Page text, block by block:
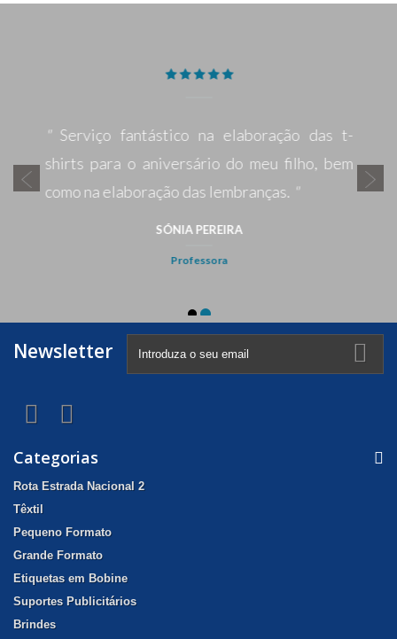
Newsletter
Categorias
Rota Estrada Nacional 2
Têxtil
Pequeno Formato
Grande Formato
Etiquetas em Bobine
Suportes Publicitários
Brindes